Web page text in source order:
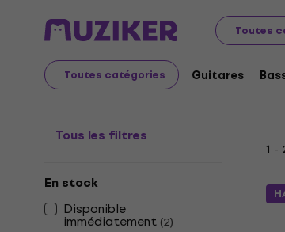
Toutes
Toutes catégories Guitares
Audio Video Tech Piles alcalines
CR2450 Piles
Tous les filtres
En stock
Disponible
immédiatement (2)
1 -